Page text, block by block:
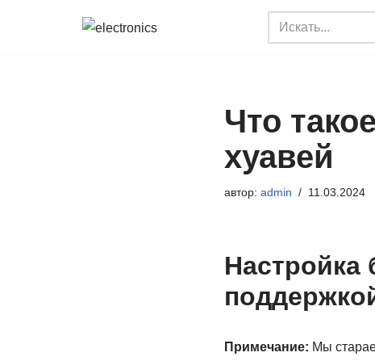
Что
хуавей
автор: admin 11.03.2024
Настройка
Примечание: Мы